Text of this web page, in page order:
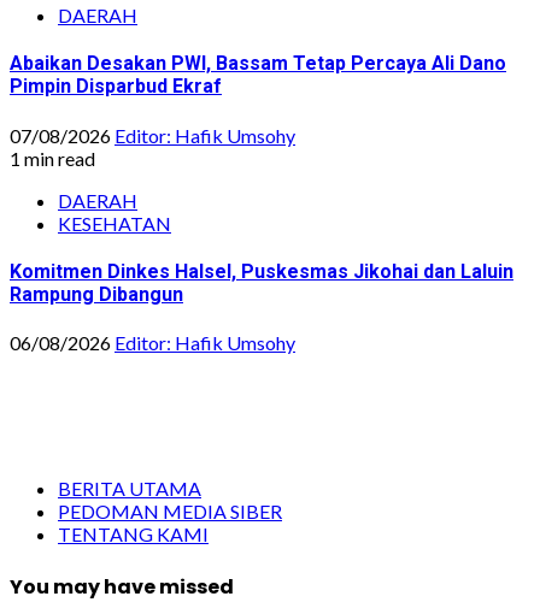
DAERAH
Abaikan Desakan PWI, Bassam Tetap Percaya Ali Dano
Pimpin Disparbud Ekraf
07/08/2026 Editor: Hafik Umsohy
1 min read
DAERAH
KESEHATAN
Komitmen Dinkes Halsel, Puskesmas Jikohai dan Laluin
Rampung Dibangun
06/08/2026 Editor: Hafik Umsohy
BERITA UTAMA
PEDOMAN MEDIA SIBER
TENTANG KAMI
You may have missed